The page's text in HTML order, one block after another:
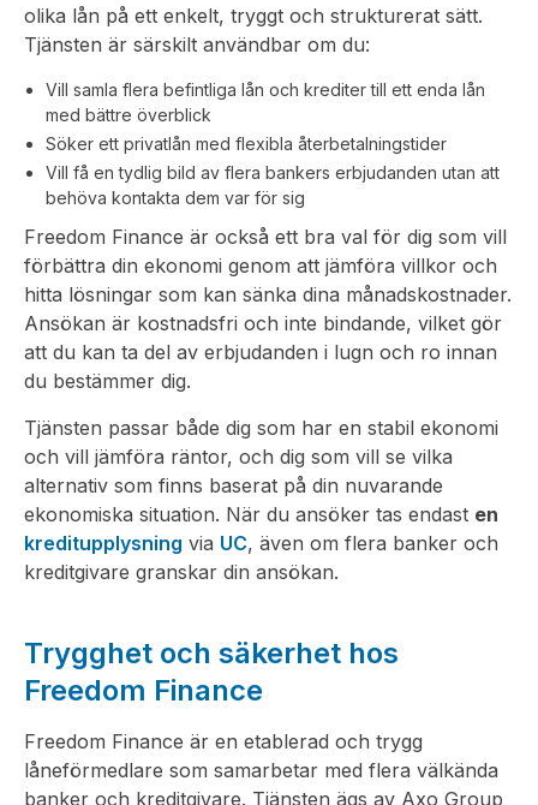
olika lån på ett enkelt, tryggt och strukturerat sätt.
Tjänsten är särskilt användbar om du:
Vill samla flera befintliga lån och krediter till ett enda lån
med bättre överblick
Söker ett privatlån med flexibla återbetalningstider
Vill få en tydlig bild av flera bankers erbjudanden utan att
behöva kontakta dem var för sig
Freedom Finance är också ett bra val för dig som vill
förbättra din ekonomi genom att jämföra villkor och
hitta lösningar som kan sänka dina månadskostnader.
Ansökan är kostnadsfri och inte bindande, vilket gör
att du kan ta del av erbjudanden i lugn och ro innan
du bestämmer dig.
Tjänsten passar både dig som har en stabil ekonomi
och vill jämföra räntor, och dig som vill se vilka
alternativ som finns baserat på din nuvarande
ekonomiska situation. När du ansöker tas endast en
kreditupplysning via UC, även om flera banker och
kreditgivare granskar din ansökan.
Trygghet och säkerhet hos
Freedom Finance
Freedom Finance är en etablerad och trygg
låneförmedlare som samarbetar med flera välkända
banker och kreditgivare. Tjänsten ägs av Axo Group